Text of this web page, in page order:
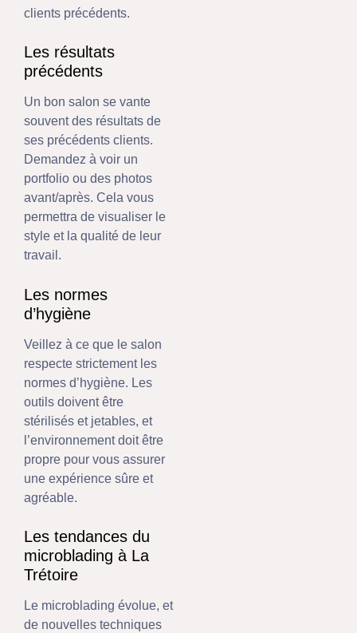
clients précédents.
Les résultats
précédents
Un bon salon se vante
souvent des résultats de
ses précédents clients.
Demandez à voir un
portfolio ou des photos
avant/après. Cela vous
permettra de visualiser le
style et la qualité de leur
travail.
Les normes
d’hygiène
Veillez à ce que le salon
respecte strictement les
normes d’hygiène. Les
outils doivent être
stérilisés et jetables, et
l’environnement doit être
propre pour vous assurer
une expérience sûre et
agréable.
Les tendances du
microblading à La
Trétoire
Le microblading évolue, et
de nouvelles techniques